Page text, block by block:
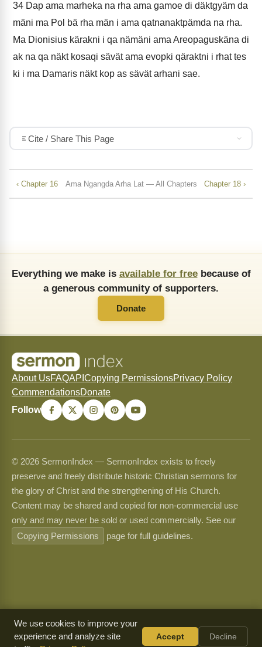
34 Dap ama marheka na rha ama gamoe di däktgyäm da
mäni ma Pol bä rha män i ama qatnanaktpämda na rha.
Ma Dionisius kärakni i qa nämäni ama Areopaguskäna di
ak na qa näkt kosaqi sävät ama evopki qäraktni i rhat tes
ki i ma Damaris näkt kop as sävät arhani sae.
Cite / Share This Page
‹ Chapter 16 Ama Ngangda Arha Lat — All Chapters Chapter 18 ›
Everything we make is available for freebecause of
a generous community of supporters.
Donate
About UsFAQAPI Copying PermissionsPrivacy Policy
CommendationsDonate
Follow
© 2026 SermonIndex — SermonIndex exists to freely
preserve and freely distribute historic Christian sermons for
the glory of Christ and the strengthening of His Church.
Content may be shared and copied for non-commercial use
only and may never be sold or used commercially. See our
Copying Permissions
page for full guidelines.
We use cookies to improve your
experience and analyze site
Accept Decline